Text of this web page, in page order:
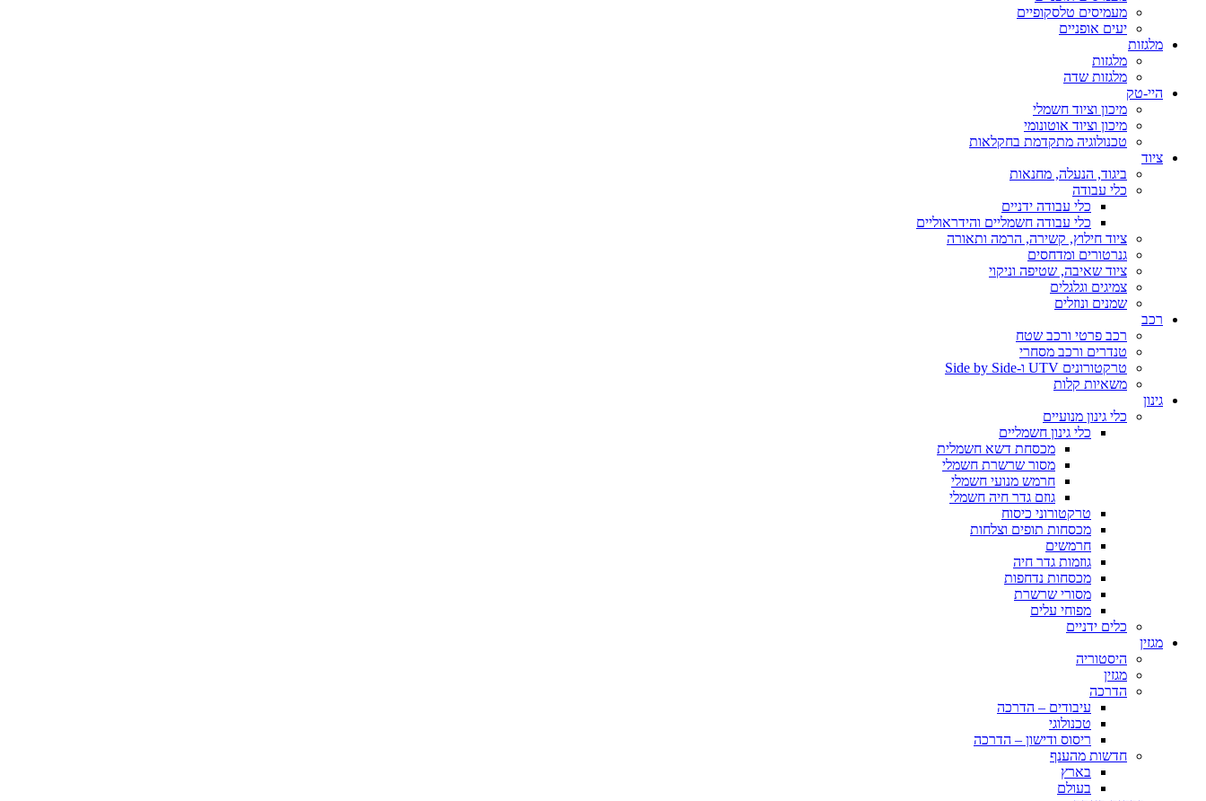
מעמיסים טלסקופיים
יעים אופניים
מלגזות
מלגזות
מלגזות שדה
היי-טק
מיכון וציוד חשמלי
מיכון וציוד אוטונומי
טכנולוגיה מתקדמת בחקלאות
ציוד
ביגוד, הנעלה, מחנאות
כלי עבודה
כלי עבודה ידניים
כלי עבודה חשמליים והידראוליים
ציוד חילוץ, קשירה, הרמה ותאורה
גנרטורים ומדחסים
ציוד שאיבה, שטיפה וניקוי
צמיגים וגלגלים
שמנים ונוזלים
רכב
רכב פרטי ורכב שטח
טנדרים ורכב מסחרי
טרקטורונים UTV ו-Side by Side
משאיות קלות
גינון
כלי גינון מנועיים
כלי גינון חשמליים
מכסחת דשא חשמלית
מסור שרשרת חשמלי
חרמש מנועי חשמלי
גוזם גדר חיה חשמלי
טרקטורוני כיסוח
מכסחות תופים וצלחות
חרמשים
גוזמות גדר חיה
מכסחות נדחפות
מסורי שרשרת
מפוחי עלים
כלים ידניים
מגזין
היסטוריה
מגזין
הדרכה
עיבודים – הדרכה
טכנולוגי
ריסוס ודישון – הדרכה
חדשות מהענף
בארץ
בעולם